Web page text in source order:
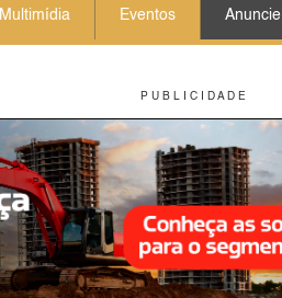
Multimídia Eventos Anuncie
P U B L I C I D A D E